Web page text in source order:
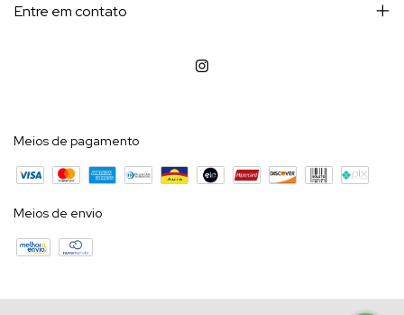
Entre em contato
Meios de pagamento
Meios de envio